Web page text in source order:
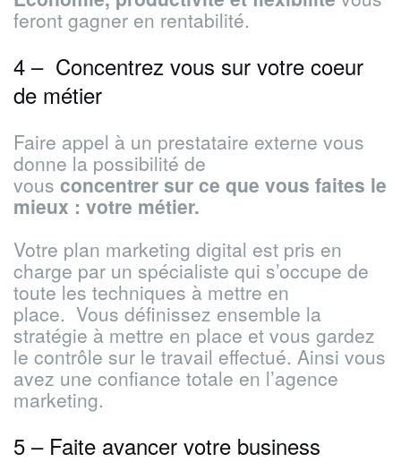
feront gagner en rentabilité.
4 – Concentrez vous sur votre coeur
de métier
Faire appel à un prestataire externe vous
donne la possibilité de
vous concentrer sur ce que vous faites le
mieux : votre métier.
Votre plan marketing digital est pris en
charge par un spécialiste qui s’occupe de
toute les techniques à mettre en
place. Vous définissez ensemble la
stratégie à mettre en place et vous gardez
le contrôle sur le travail effectué. Ainsi vous
avez une confiance totale en l’agence
marketing.
5 – Faite avancer votre business